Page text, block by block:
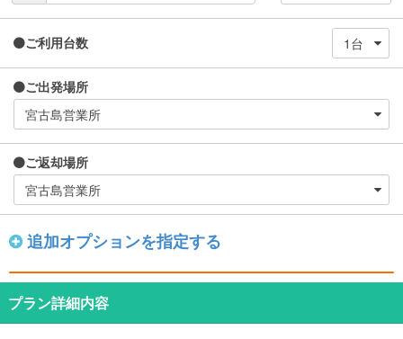
ご利用台数
ご出発場所
ご返却場所
追加オプションを指定する
プラン詳細内容